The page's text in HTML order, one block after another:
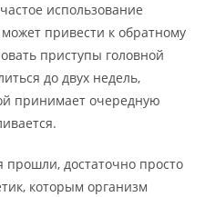
использование
привести к обратному
приступы головной
до двух недель,
принимает очередную
достаточно просто
которым организм